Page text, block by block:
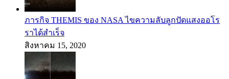
ภารกิจ THEMIS ของ NASA ไขความลับลูกปัดแสงออโร
ราได้สำเร็จ
สิงหาคม 15, 2020